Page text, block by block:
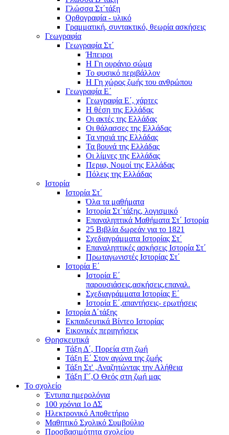
Γλώσσα Στ΄τάξη
Ορθογραφία - υλικό
Γραμματική, συντακτικό, θεωρία ασκήσεις
Γεωγραφία
Γεωγραφία Στ΄
Ήπειροι
Η Γη ουράνιο σώμα
Το φυσικό περιβάλλον
Η Γη χώρος ζωής του ανθρώπου
Γεωγραφία Ε΄
Γεωγραφία Ε΄, χάρτες
Η θέση της Ελλάδας
Οι ακτές της Ελλάδας
Οι θάλασσες της Ελλάδας
Τα νησιά της Ελλάδας
Τα βουνά της Ελλάδας
Οι λίμνες της Ελλάδας
Περιφ, Νομοί της Ελλάδας
Πόλεις της Ελλάδας
Ιστορία
Ιστορία Στ΄
Όλα τα μαθήματα
Ιστορία Στ΄τάξης, λογισμικό
Επαναληπτικά Μαθήματα Στ΄ Ιστορία
25 Βιβλία δωρεάν για το 1821
Σχεδιαγράμματα Ιστορίας Στ΄
Επαναληπτικές ασκήσεις Ιστορία Στ΄
Πρωταγωνιστές Ιστορίας Στ΄
Ιστορία Ε΄
Ιστορία Ε΄
παρουσιάσεις,ασκήσεις,επαναλ.
Σχεδιαγράμματα Ιστορίας Ε΄
Ιστορία Ε΄,απαντήσεις- ερωτήσεις
Ιστορία Δ΄τάξης
Εκπαιδευτικά Βίντεο Ιστορίας
Εικονικές περιηγήσεις
Θρησκευτικά
Τάξη Δ΄, Πορεία στη ζωή
Τάξη Ε΄ Στον αγώνα της ζωής
Τάξη Στ' ,Αναζητώντας την Αλήθεια
Τάξη Γ΄,Ο Θεός στη ζωή μας
Το σχολείο
Έντυπα ημερολόγια
100 χρόνια 1ο ΔΣ
Ηλεκτρονικό Αποθετήριο
Μαθητικό Σχολικό Συμβούλιο
Προσβασιμότητα σχολείου